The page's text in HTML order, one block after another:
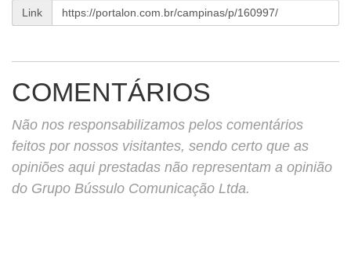
Link
COMENTÁRIOS
Não nos responsabilizamos pelos comentários
feitos por nossos visitantes, sendo certo que as
opiniões aqui prestadas não representam a opinião
do Grupo Bússulo Comunicação Ltda.